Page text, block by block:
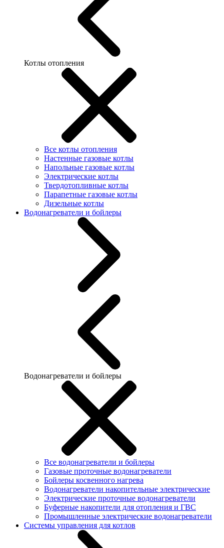
Котлы отопления
Все котлы отопления
Настенные газовые котлы
Напольные газовые котлы
Электрические котлы
Твердотопливные котлы
Парапетные газовые котлы
Дизельные котлы
Водонагреватели и бойлеры
Водонагреватели и бойлеры
Все водонагреватели и бойлеры
Газовые проточные водонагреватели
Бойлеры косвенного нагрева
Водонагреватели накопительные электрические
Электрические проточные водонагреватели
Буферные накопители для отопления и ГВС
Промышленные электрические водонагреватели
Системы управления для котлов